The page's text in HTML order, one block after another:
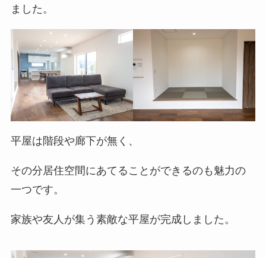
ました。
平屋は階段や廊下が無く、
その分居住空間にあてることができるのも魅力の
一つです。
家族や友人が集う素敵な平屋が完成しました。